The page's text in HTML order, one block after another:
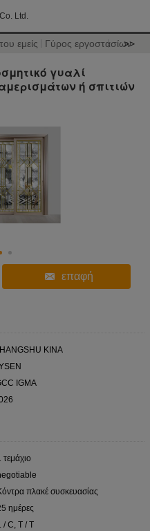
Ltd.
εμείς Γύρος εργοστασίων
>>
γυαλί
ή σπιτιών
επαφή
ΚΙΝΑ
IGMA
τεμάχιο
πλακέ συσκευασίας
ημέρες
/ C, T / T